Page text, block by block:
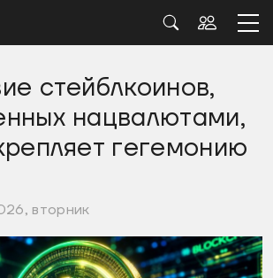
стейблкоинов,
нацвалютами,
гегемонию
вторник